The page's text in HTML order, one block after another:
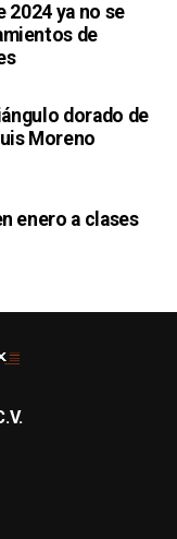
2024 ya no se
de
dorado de
Moreno
enero a clases